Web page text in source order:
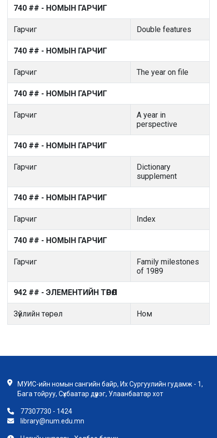
740 ## - НОМЫН ГАРЧИГ
Гарчиг Double features
740 ## - НОМЫН ГАРЧИГ
Гарчиг The year on file
740 ## - НОМЫН ГАРЧИГ
Гарчиг
A year in
perspective
740 ## - НОМЫН ГАРЧИГ
Гарчиг
Dictionary
supplement
740 ## - НОМЫН ГАРЧИГ
Гарчиг Index
740 ## - НОМЫН ГАРЧИГ
Гарчиг
Family milestones
of 1989
942 ## - ЭЛЕМЕНТИЙН ТӨРӨЛ
Зүйлийн төрөл Ном
МУИС-ийн номын сангийн байр, Их Сургуулийн гудамж - 1,
Бага тойруу, Сүхбаатар дүүрэг, Улаанбаатар хот
77307730 - 1424
library@num.edu.mn